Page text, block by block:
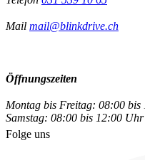
Mail mail@blinkdrive.ch
Öffnungszeiten
Montag bis Freitag: 08:00
Samstag: 08:00 bis 12:00 Uhr
Folge uns